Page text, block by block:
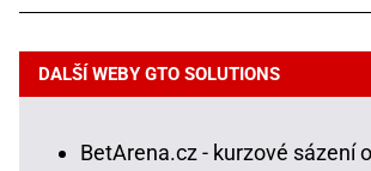
DALŠÍ WEBY GTO SOLUTIONS
BetArena.cz - kurzové sázení